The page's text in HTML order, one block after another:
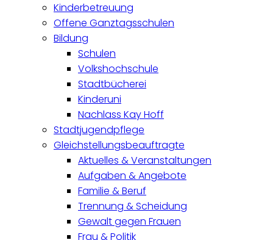
Kinderbetreuung
Offene Ganztagsschulen
Bildung
Schulen
Volkshochschule
Stadtbücherei
Kinderuni
Nachlass Kay Hoff
Stadtjugendpflege
Gleichstellungsbeauftragte
Aktuelles & Veranstaltungen
Aufgaben & Angebote
Familie & Beruf
Trennung & Scheidung
Gewalt gegen Frauen
Frau & Politik